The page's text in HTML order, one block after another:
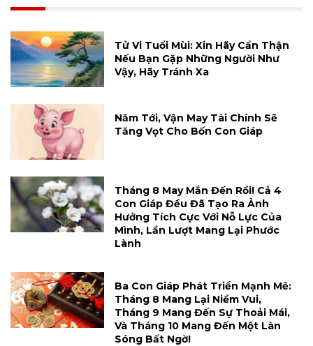
Tử Vi Tuổi Mùi: Xin Hãy Cẩn Thận
Nếu Bạn Gặp Những Người Như
Vậy, Hãy Tránh Xa
Năm Tới, Vận May Tài Chính Sẽ
Tăng Vọt Cho Bốn Con Giáp
Tháng 8 May Mắn Đến Rồi! Cả 4
Con Giáp Đều Đã Tạo Ra Ảnh
Hưởng Tích Cực Với Nỗ Lực Của
Mình, Lần Lượt Mang Lại Phước
Lành
Ba Con Giáp Phát Triển Mạnh Mẽ:
Tháng 8 Mang Lại Niềm Vui,
Tháng 9 Mang Đến Sự Thoải Mái,
Và Tháng 10 Mang Đến Một Làn
Sóng Bất Ngờ!